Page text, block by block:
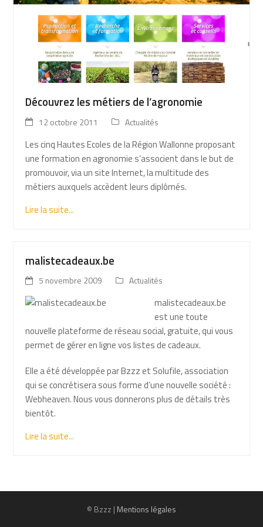
Découvrez les métiers de l’agronomie
12 octobre 2011 Actualités
Les cinq Hautes Ecoles de la Région Wallonne proposant
une formation en agronomie s’associent dans le but de
promouvoir, via un site Internet, la multitude des
métiers auxquels accèdent leurs diplômés.
Lire la suite...
malistecadeaux.be
5 novembre 2009 Actualités
malistecadeaux.be
est une toute
nouvelle plateforme de réseau social, gratuite, qui vous
permet de gérer en ligne vos listes de cadeaux.
Elle a été développée par Bzzz et Solufile, association
qui se concrétisera sous forme d’une nouvelle société :
Webheaven. Nous vous donnerons plus de détails très
bientôt.
Lire la suite...
© Bzzz | Mentions légales